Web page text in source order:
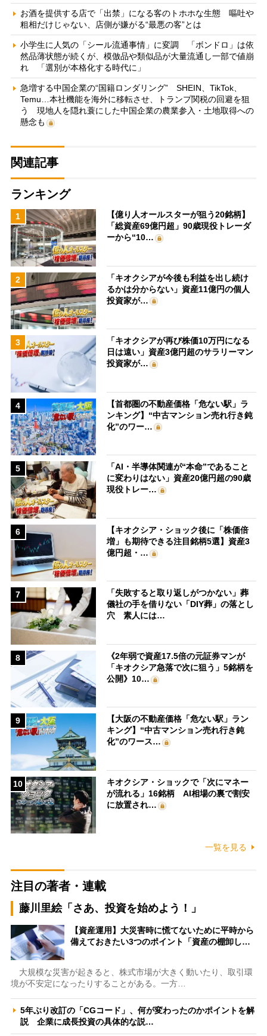
お酒を提供する店で「出禁」になる客のトホホな生態 嘔吐や
粗相だけじゃない、店側が嫌がる“最悪の客”とは
小学生に人気の「シール流通事情」に変調 「ボンドロ」は依
然品薄状態が続くが、模倣品や類似品が大量流通し一部で値崩
れ 「選別が本格化する時代に」
急増する中国企業の“国籍ロンダリング” SHEIN、TikTok、
Temu…本社機能を海外に移転させ、トランプ関税の回避を狙
う 現地人を隠れ蓑にした中国企業の農業参入・土地取得への
懸念も
関連記事
ランキング
1
【億り人オールスターが狙う20銘柄】
「総資産69億円超」90歳現役トレーダ
ーから“10…
2
「キオクシアが今後も利益を出し続け
るかは分からない」資産11億円の個人
投資家が…
3
「キオクシアが再び株価10万円になる
日は遠い」資産3億円超のサラリーマン
投資家が…
4
【首都圏の不動産価格「危ない駅」ラ
ンキング】“中古マンション売れ行き鈍
化”のワー…
5
「AI・半導体関連が“本命”であること
に変わりはない」資産20億円超の90歳
現役トレー…
6
【キオクシア・ショック後に「株価倍
増」も期待できる注目銘柄5選】資産3
億円超・…
7
「失敗すると取り返しがつかない」葬
儀社の手を借りない「DIY葬」の落とし
穴 素人には…
8
《2年弱で資産17.5倍の元証券マンが
「キオクシア急落で次に狙う」5銘柄を
公開》10…
9
【大阪の不動産価格「危ない駅」ラン
キング】“中古マンション売れ行き鈍
化”のワース…
10
キオクシア・ショックで「次にマネー
が流れる」16銘柄 AI相場の裏で割安
に放置され…
一覧を見る
注目の著者・連載
藤川里絵「さあ、投資を始めよう！」
【資産運用】大災害時に慌てないために平時から
備えておきたい3つのポイント「資産の棚卸し…
大規模な災害が起きると、株式市場が大きく動いたり、取引環
境が不安定になったりすることがある。一方…
5年ぶり改訂の「CGコード」、何が変わったのかポイントを解
説 企業に成長投資の具体的な説…